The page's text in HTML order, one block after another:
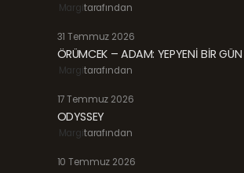
Margitarafından
31 Temmuz 2026
ÖRÜMCEK – ADAM: YEPYENİ BİR GÜN
Margitarafından
17 Temmuz 2026
ODYSSEY
Margitarafından
10 Temmuz 2026